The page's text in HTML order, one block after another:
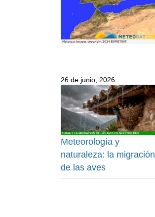
26 de junio, 2026
Meteorología y
naturaleza: la migración
de las aves